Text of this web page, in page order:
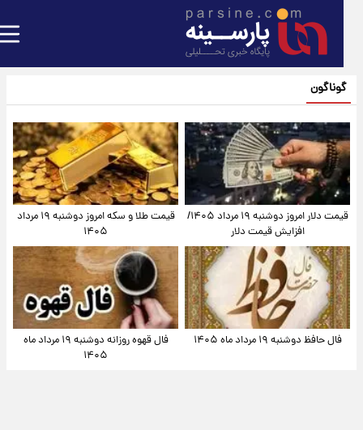
گوناگون
قیمت دلار امروز دوشنبه ۱۹ مرداد ۱۴۰۵/
افزایش قیمت دلار
قیمت طلا و سکه امروز دوشنبه ۱۹ مرداد
۱۴۰۵
فال حافظ دوشنبه ۱۹ مرداد ماه ۱۴۰۵
فال قهوه روزانه دوشنبه ۱۹ مرداد ماه
۱۴۰۵